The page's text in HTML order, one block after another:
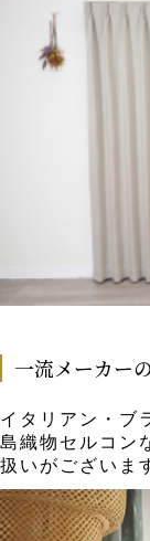
一流メーカー
イタリアン・ブ
島織物セルコン
扱いがございま